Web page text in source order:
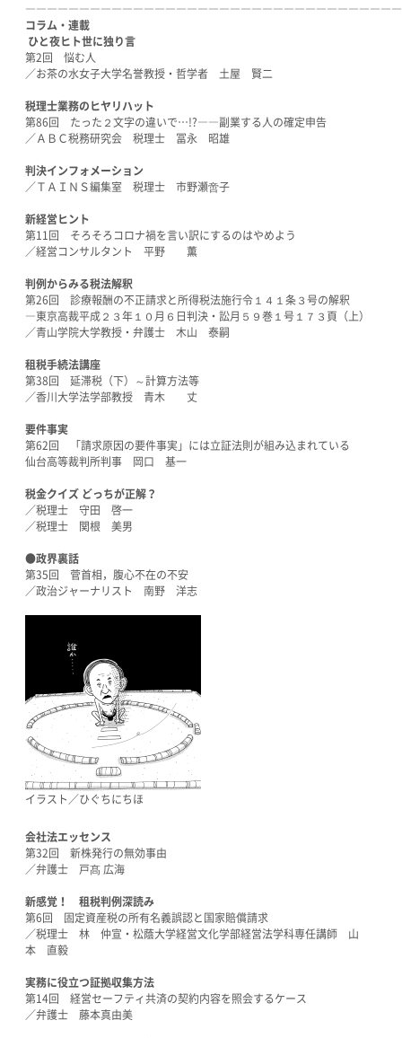
コラム・連載
ひと夜ヒト世に独り言
第2回 悩む人
／お茶の水女子大学名誉教授・哲学者 土屋 賢二
税理士業務のヒヤリハット
第86回 たった２文字の違いで…!?――副業する人の確定申告
／ＡＢＣ税務研究会 税理士 冨永 昭雄
判決インフォメーション
／ＴＡＩＮＳ編集室 税理士 市野瀬啻子
新経営ヒント
第11回 そろそろコロナ禍を言い訳にするのはやめよう
／経営コンサルタント 平野 薫
判例からみる税法解釈
第26回 診療報酬の不正請求と所得税法施行令１４１条３号の解釈
―東京高裁平成２３年１０月６日判決・訟月５９巻１号１７３頁（上）
／青山学院大学教授・弁護士 木山 泰嗣
租税手続法講座
第38回 延滞税（下）～計算方法等
／香川大学法学部教授 青木 丈
要件事実
第62回 「請求原因の要件事実」には立証法則が組み込まれている
仙台高等裁判所判事 岡口 基一
税金クイズ どっちが正解？
／税理士 守田 啓一
／税理士 関根 美男
●政界裏話
第35回 菅首相，腹心不在の不安
／政治ジャーナリスト 南野 洋志
イラスト／ひぐちにちほ
会社法エッセンス
第32回 新株発行の無効事由
／弁護士 戸髙 広海
新感覚！ 租税判例深読み
第6回 固定資産税の所有名義誤認と国家賠償請求
／税理士 林 仲宣・松蔭大学経営文化学部経営法学科専任講師 山
本 直毅
実務に役立つ証拠収集方法
第14回 経営セーフティ共済の契約内容を照会するケース
／弁護士 藤本真由美